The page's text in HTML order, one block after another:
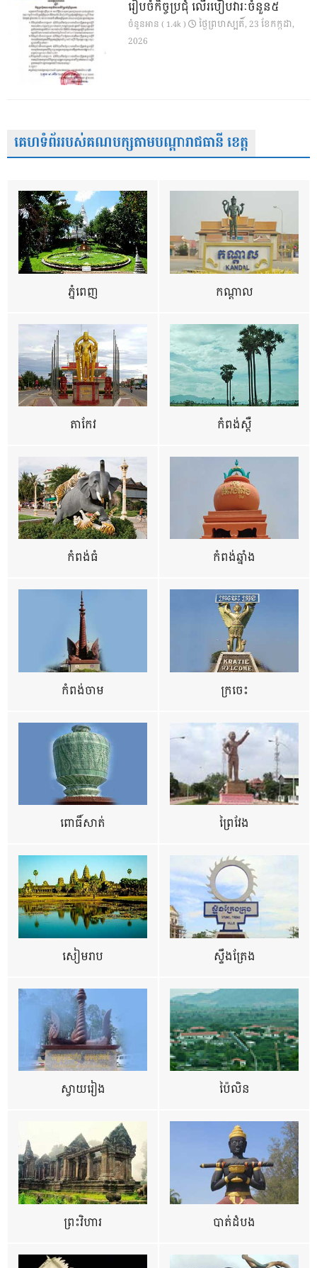
រៀបចំកិច្ចប្រជុំ លើរបៀបវារៈចំនួន៥
ចំនួនអាន ( 1.4k )
ថ្ងៃ​ព្រហស្បតិ៍, 23 ខែ​កក្កដា,
2026
គេហទំព័ររបស់គណបក្សតាមបណ្តារាជធានី ខេត្ត
ភ្នំពេញ កណ្តាល
តាកែវ កំពង់ស្ពឺ
កំពង់ធំ កំពង់ឆ្នាំង
កំពង់ចាម ក្រចេះ
ពោធិ៍សាត់ ព្រៃវែង
សៀមរាប ស្ទឹងត្រែង
ស្វាយរៀង ប៉ៃលិន
ព្រះវិហារ បាត់ដំបង